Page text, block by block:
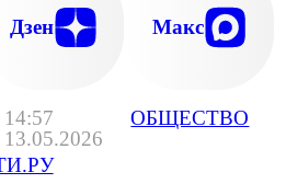
14:57
13.05.2026
ОБЩЕСТВО
Дзен Макс